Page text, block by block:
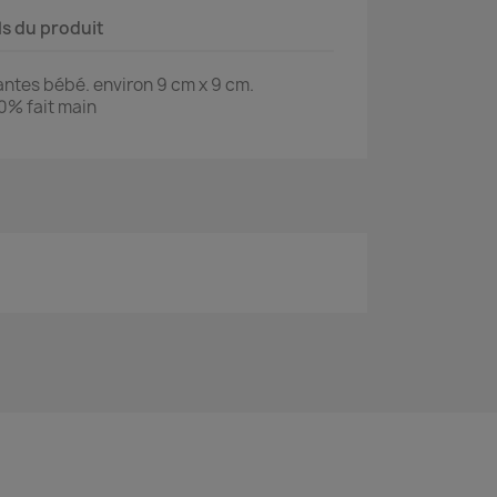
du produit
bébé. environ 9 cm x 9 cm.
fait main